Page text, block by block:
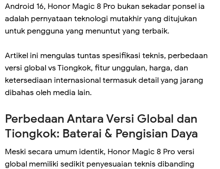
Android 16, Honor Magic 8 Pro bukan sekadar ponsel ia
adalah pernyataan teknologi mutakhir yang ditujukan
untuk pengguna yang menuntut yang terbaik.
Artikel ini mengulas tuntas spesifikasi teknis, perbedaan
versi global vs Tiongkok, fitur unggulan, harga, dan
ketersediaan internasional termasuk detail yang jarang
dibahas oleh media lain.
Perbedaan Antara Versi Global dan
Tiongkok: Baterai & Pengisian Daya
Meski secara umum identik, Honor Magic 8 Pro versi
global memiliki sedikit penyesuaian teknis dibanding